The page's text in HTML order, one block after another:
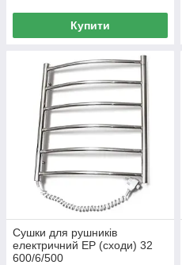
Купити
Сушки для рушників
електричний EP (сходи) 32
600/6/500